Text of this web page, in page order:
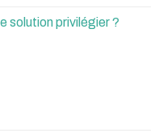
solution privilégier ?